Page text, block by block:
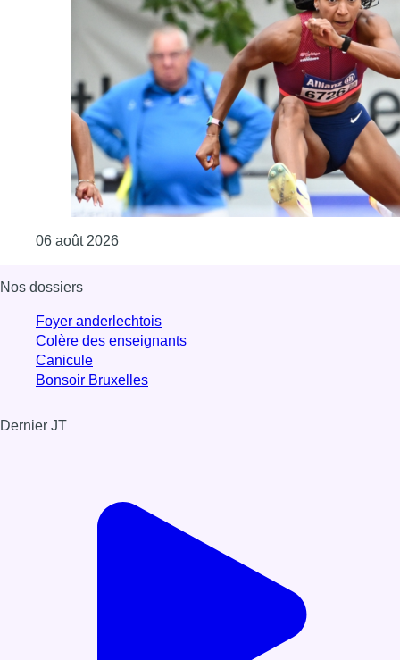
06 août 2026Consulter l'article "Mémorial Van Damme :
Nos dossiers
Foyer anderlechtois
Colère des enseignants
Canicule
Bonsoir Bruxelles
Dernier JT